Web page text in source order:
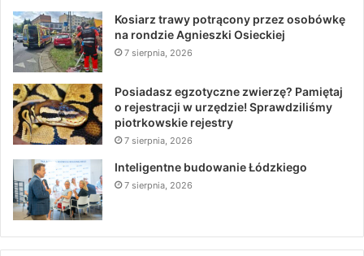
Kosiarz trawy potrącony przez osobówkę
na rondzie Agnieszki Osieckiej
7 sierpnia, 2026
Posiadasz egzotyczne zwierzę? Pamiętaj
o rejestracji w urzędzie! Sprawdziliśmy
piotrkowskie rejestry
7 sierpnia, 2026
Inteligentne budowanie Łódzkiego
7 sierpnia, 2026